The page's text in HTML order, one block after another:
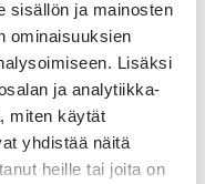
sisällön ja mainosten
ominaisuuksien
Lisäksi
ja analytiikka-
miten käytät
yhdistää näitä
heille tai joita on
(EPR)
ja toimivat markkinat -